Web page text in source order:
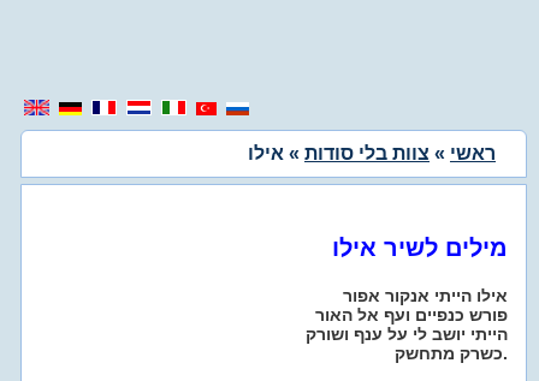
ראשי » צוות בלי סודות » אילו
מילים לשיר אילו
אילו הייתי אנקור אפור
פורש כנפיים ועף אל האור
הייתי יושב לי על ענף ושורק
כשרק מתחשק.